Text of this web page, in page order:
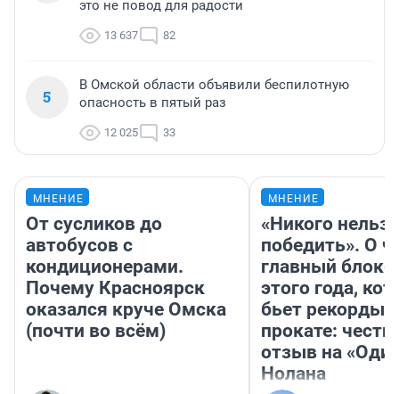
это не повод для радости
13 637 82
5
В Омской области объявили беспилотную
опасность в пятый раз
12 025 33
МНЕНИЕ
От сусликов до
автобусов с
кондиционерами.
Почему Красноярск
оказался круче Омска
(почти во всём)
МНЕНИЕ
«Никого нельзя
победить». О
главный
этого года,
бьет рекорды в
прокате:
отзыв на
Нолана